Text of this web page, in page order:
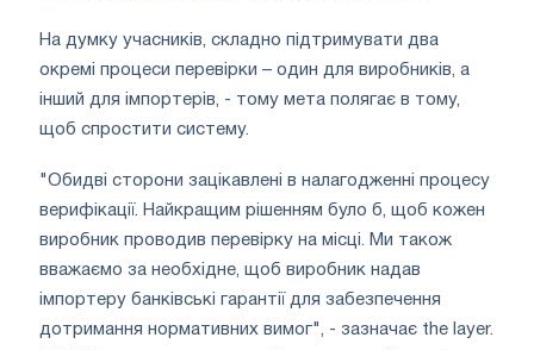
На думку учасників, складно підтримувати два
окремі процеси перевірки – один для виробників, а
інший для імпортерів, - тому мета полягає в тому,
щоб спростити систему.
"Обидві сторони зацікавлені в налагодженні процесу
верифікації. Найкращим рішенням було б, щоб кожен
виробник проводив перевірку на місці. Ми також
вважаємо за необхідне, щоб виробник надав
імпортеру банківські гарантії для забезпечення
дотримання нормативних вимог", - зазначає the layer.